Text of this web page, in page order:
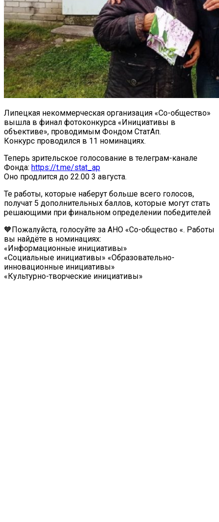
Липецкая некоммерческая организация «Со-общество»
вышла в финал фотоконкурса «Инициативы в
объективе», проводимым Фондом СтатАп.
Конкурс проводился в 11 номинациях.
Теперь зрительское голосование в телеграм-канале
Фонда: https://t.me/stat_ap
Оно продлится до 22.00 3 августа.
Те работы, которые наберут больше всего голосов,
получат 5 дополнительных баллов, которые могут стать
решающими при финальном определении победителей
🧡Пожалуйста, голосуйте за АНО «Со-общество «. Работы
вы найдёте в номинациях:
«Информационные инициативы»
«Социальные инициативы» «Образовательно-
инновационные инициативы»
«Культурно-творческие инициативы»